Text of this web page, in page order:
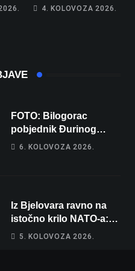
poprima jesenski
4. KOLOVOZA 2026.
FOTO: Bilogorac
pobjednik Đurinog
memorijala
6. KOLOVOZA 2026.
Iz Bjelovara ravno na
istočno krilo NATO-a:
Evo kamo odlazi 82
5. KOLOVOZA 2026.